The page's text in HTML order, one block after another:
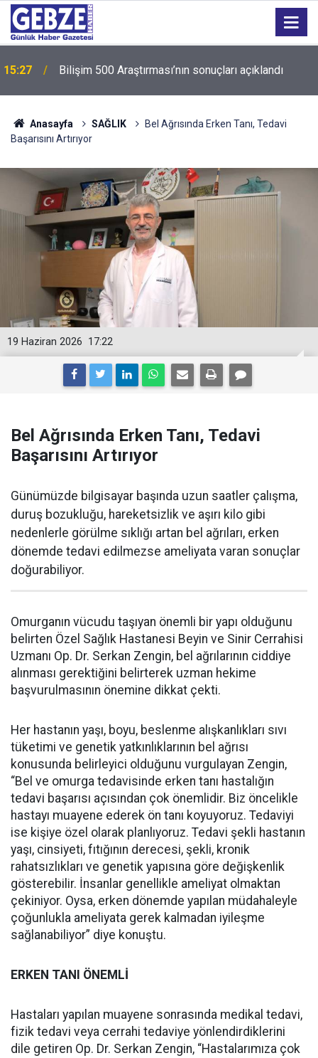
15:27 Bilişim 500 Araştırması’nın sonuçları açıklandı
Anasayfa SAĞLIK
Bel Ağrısında Erken Tanı, Tedavi
Başarısını Artırıyor
17:22
19 Haziran 2026
Bel Ağrısında Erken Tanı, Tedavi
Başarısını Artırıyor
Günümüzde bilgisayar başında uzun saatler çalışma,
duruş bozukluğu, hareketsizlik ve aşırı kilo gibi
nedenlerle görülme sıklığı artan bel ağrıları, erken
dönemde tedavi edilmezse ameliyata varan sonuçlar
doğurabiliyor.
Omurganın vücudu taşıyan önemli bir yapı olduğunu
belirten Özel Sağlık Hastanesi Beyin ve Sinir Cerrahisi
Uzmanı Op. Dr. Serkan Zengin, bel ağrılarının ciddiye
alınması gerektiğini belirterek uzman hekime
başvurulmasının önemine dikkat çekti.
Her hastanın yaşı, boyu, beslenme alışkanlıkları sıvı
tüketimi ve genetik yatkınlıklarının bel ağrısı
konusunda belirleyici olduğunu vurgulayan Zengin,
“Bel ve omurga tedavisinde erken tanı hastalığın
tedavi başarısı açısından çok önemlidir. Biz öncelikle
hastayı muayene ederek ön tanı koyuyoruz. Tedaviyi
ise kişiye özel olarak planlıyoruz. Tedavi şekli hastanın
yaşı, cinsiyeti, fıtığının derecesi, şekli, kronik
rahatsızlıkları ve genetik yapısına göre değişkenlik
gösterebilir. İnsanlar genellikle ameliyat olmaktan
çekiniyor. Oysa, erken dönemde yapılan müdahaleyle
çoğunlukla ameliyata gerek kalmadan iyileşme
sağlanabiliyor” diye konuştu.
ERKEN TANI ÖNEMLİ
Hastaları yapılan muayene sonrasında medikal tedavi,
fizik tedavi veya cerrahi tedaviye yönlendirdiklerini
dile getiren Op. Dr. Serkan Zengin, “Hastalarımıza çok